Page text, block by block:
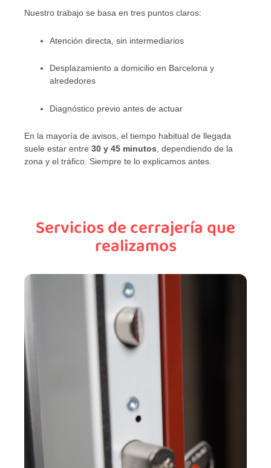
Nuestro trabajo se basa en tres puntos claros:
Atención directa, sin intermediarios
Desplazamiento a domicilio en Barcelona y
alrededores
Diagnóstico previo antes de actuar
En la mayoría de avisos, el tiempo habitual de llegada
suele estar entre 30 y 45 minutos, dependiendo de la
zona y el tráfico. Siempre te lo explicamos antes.
Servicios de cerrajería que
realizamos